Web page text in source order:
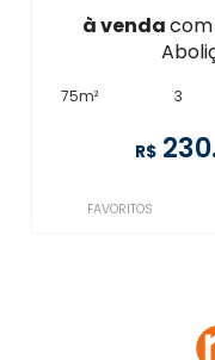
à venda
75m² 3
R$
FAVORITOS